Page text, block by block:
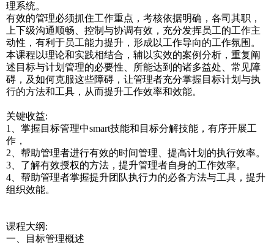
理系统。
有效的管理必须抓住工作重点，考核依据明确，各司其职，
上下级沟通顺畅、控制与协调有效，充分发挥员工的工作主
动性，有利于员工能力提升，形成以工作导向的工作氛围。
本课程以理论和实践相结合，辅以实效的案例分析，重复阐
述目标与计划管理的必要性、所能达到的诸多益处、常见障
碍，及如何克服这些障碍，让管理者充分掌握目标计划与执
行的方法和工具，从而提升工作效率和效能。
关键收益:
1、掌握目标管理中smart技能和目标分解技能，有序开展工
作，
2、帮助管理者进行有效的时间管理、提高计划的执行效率。
3、了解有效授权的方法，提升管理者自身的工作效率。
4、帮助管理者掌握提升团队执行力的必备方法与工具，提升
组织效能。
课程大纲:
一、目标管理概述